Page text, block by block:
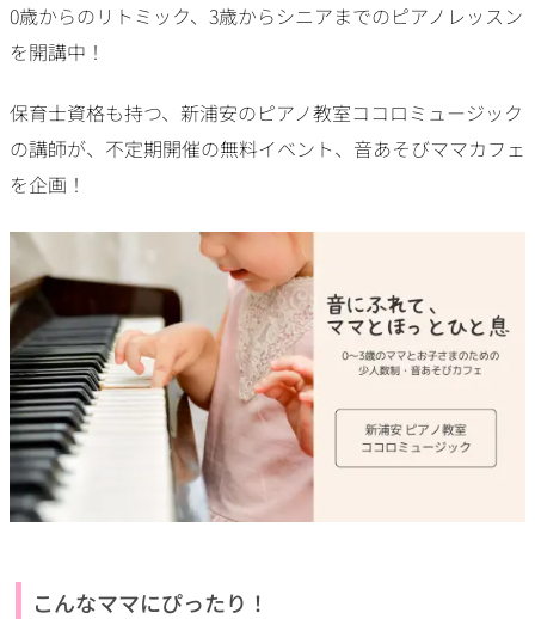
0歳からのリトミック、3歳からシニアまでのピアノレッスン
を開講中！
保育士資格も持つ、新浦安のピアノ教室ココロミュージック
の講師が、不定期開催の無料イベント、音あそびママカフェ
を企画！
こんなママにぴったり！